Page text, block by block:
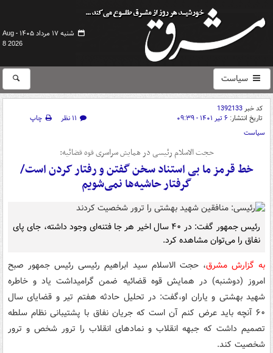
شنبه ۱۷ مرداد ۱۴۰۵ -
Aug
8 2026
سیاست
کد خبر1392133
تاریخ انتشار: ۶ تیر ۱۴۰۱ - ۰۹:۳۹ ۱۱ نظر
چاپ
سیاست
حجت الاسلام رئیسی در همایش سراسری قوه قضائیه:
خط قرمز ما بی استناد سخن گفتن و رفتار کردن است/
گرفتار حاشیه‌ها نمی‌شویم
رئیس جمهور گفت: در ۴۰ سال اخیر هر جا فتنه‌ای وجود داشته، جای پای
نفاق را می‌توان مشاهده کرد.
به گزارش مشرق، حجت الاسلام سید ابراهیم رئیسی رئیس جمهور صبح
امروز (دوشنبه) در همایش قوه قضائیه ضمن گرامیداشت یاد و خاطره
شهید بهشتی و یاران او،گفت: در تحلیل حادثه هفتم تیر و قضایای سال
۶۰ آنچه باید عرض کنم آن است که جریان نفاق با پشتیبانی نظام سلطه
تصمیم داشت که جبهه انقلاب و نمادهای انقلاب را ترور شخص و ترور
شخصیت کند.